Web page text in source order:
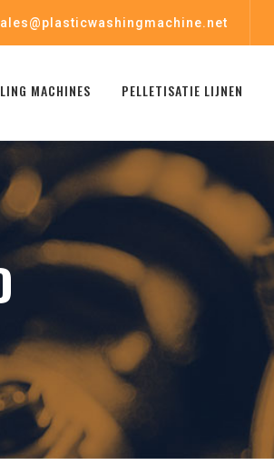
MACHINES PELLETISATIE LIJNEN